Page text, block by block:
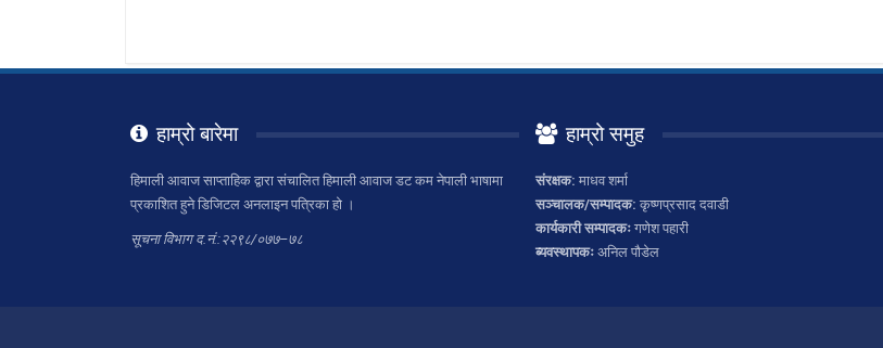
हाम्रो बारेमा
हिमाली आवाज साप्ताहिक द्वारा संचालित हिमाली आवाज डट कम नेपाली भाषामा
प्रकाशित हुने डिजिटल अनलाइन पत्रिका हो ।
सूचना विभाग द.नं.:२२९८/०७७–७८
हाम्रो समुह
संरक्षक: माधव शर्मा
सञ्चालक/सम्पादक: कृष्णप्रसाद दवाडी
कार्यकारी सम्पादकःगणेश पहारी
ब्यवस्थापकःअनिल पौडेल